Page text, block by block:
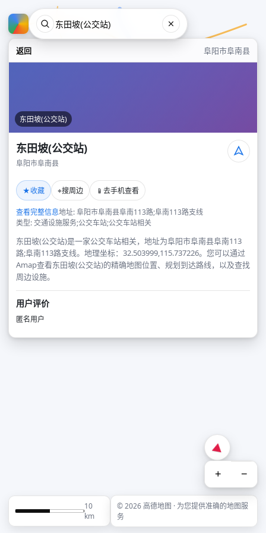
返回 阜阳市阜南县
东田坡(公交站)
东田坡(公交站)
阜阳市阜南县
★收藏 ⌖搜周边 📱 去手机查看
查看完整信息地址: 阜阳市阜南县阜南113路;阜南113路支线
类型: 交通设施服务;公交车站;公交车站相关
东田坡(公交站)是一家公交车站相关，地址为阜阳市阜南县阜南113
路;阜南113路支线。地理坐标：32.503999,115.737226。您可以通过
Amap查看东田坡(公交站)的精确地图位置、规划到达路线，以及查找
周边设施。
用户评价
匿名用户
+ −
10
km
© 2026 高德地图 · 为您提供准确的地图服
务